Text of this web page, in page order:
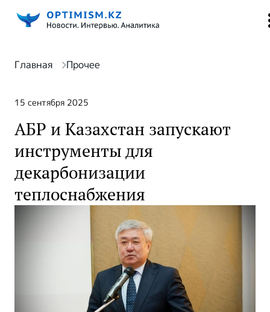
Главная Прочее
15 сентября 2025
АБР и Казахстан запускают
инструменты для
декарбонизации
теплоснабжения